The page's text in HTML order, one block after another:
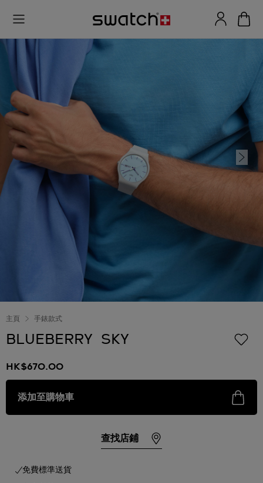
主頁 手錶款式
BLUEBERRY SKY
HK$670.00
添加至購物車
查找店鋪
免費標準送貨